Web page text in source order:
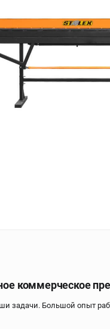
коммерческое
задачи. Большой опыт